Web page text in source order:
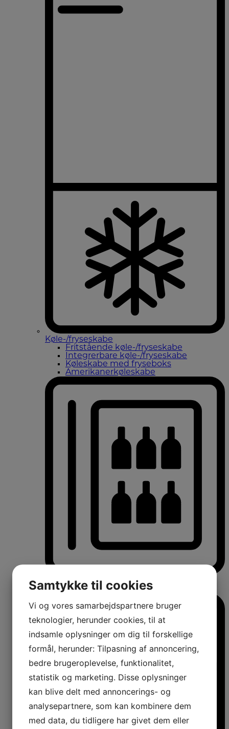
Køle-/fryseskabe
Fritstående køle-/fryseskabe
Integrerbare køle-/fryseskabe
Køleskabe med fryseboks
Amerikanerkøleskabe
Vinkøleskabe
Vinkøleskabe
Samtykke til cookies
Vi og vores samarbejdspartnere bruger
teknologier, herunder cookies, til at
indsamle oplysninger om dig til forskellige
formål, herunder: Tilpasning af annoncering,
bedre brugeroplevelse, funktionalitet,
statistik og marketing. Disse oplysninger
kan blive delt med annoncerings- og
analysepartnere, som kan kombinere dem
med data, du tidligere har givet dem eller